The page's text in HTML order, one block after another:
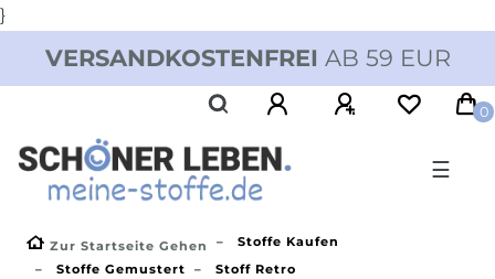
}
VERSANDKOSTENFREI AB 59 EUR
0
☰
Zur Startseite Gehen
Stoffe Kaufen
Stoffe Gemustert
Stoff Retro